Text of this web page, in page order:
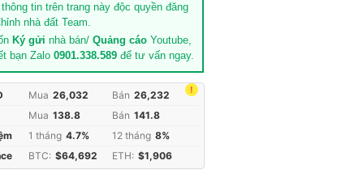
tin trên trang này độc quyền đăng
nhà đất Team.
Ký gửi nhà bán/ Quảng cáo Youtube,
bạn Zalo 0901.338.589 để tư vấn ngay.
!
Mua 26,032 Bán 26,232
Mua 138.8 Bán 141.8
1 tháng 4.7% 12 tháng 8%
BTC: $64,692 ETH: $1,906